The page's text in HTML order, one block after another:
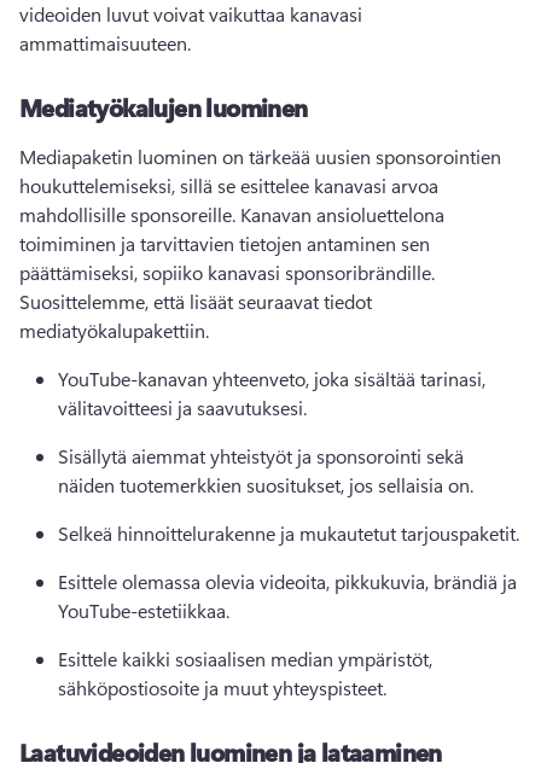
videoiden luvut voivat vaikuttaa kanavasi
ammattimaisuuteen.
Mediatyökalujen luominen
Mediapaketin luominen on tärkeää uusien sponsorointien
houkuttelemiseksi, sillä se esittelee kanavasi arvoa
mahdollisille sponsoreille. Kanavan ansioluettelona
toimiminen ja tarvittavien tietojen antaminen sen
Suosittelemme, että lisäät seuraavat tiedot
mediatyökalupakettiin.
YouTube-kanavan yhteenveto, joka sisältää tarinasi,
välitavoitteesi ja saavutuksesi.
Sisällytä aiemmat yhteistyöt ja sponsorointi sekä
näiden tuotemerkkien suositukset, jos sellaisia on.
Esittele olemassa olevia videoita, pikkukuvia, brändiä ja
YouTube-estetiikkaa.
Esittele kaikki sosiaalisen median ympäristöt,
sähköpostiosoite ja muut yhteyspisteet.
Laatuvideoiden luominen ja lataaminen